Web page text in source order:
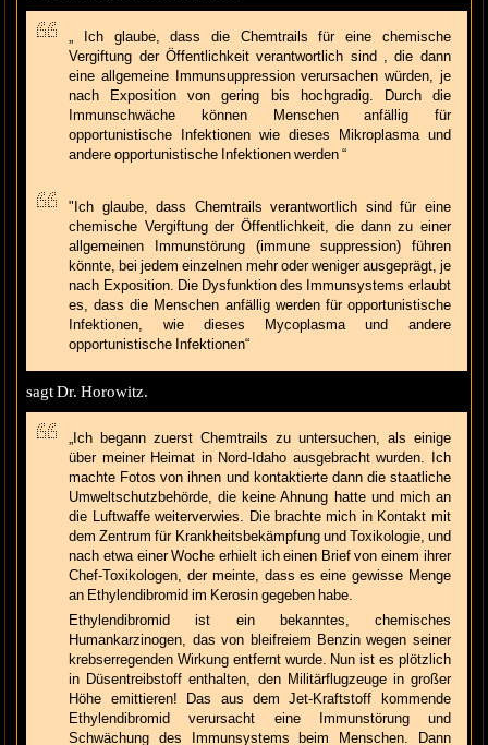
„ Ich glaube, dass die Chemtrails für eine chemische
Vergiftung der Öffentlichkeit verantwortlich sind , die dann
eine allgemeine Immunsuppression verursachen würden, je
nach Exposition von gering bis hochgradig. Durch die
Immunschwäche können Menschen anfällig für
opportunistische Infektionen wie dieses Mikroplasma und
andere opportunistische Infektionen werden “
"Ich glaube, dass Chemtrails verantwortlich sind für eine
chemische Vergiftung der Öffentlichkeit, die dann zu einer
allgemeinen Immunstörung (immune suppression) führen
könnte, bei jedem einzelnen mehr oder weniger ausgeprägt, je
nach Exposition. Die Dysfunktion des Immunsystems erlaubt
es, dass die Menschen anfällig werden für opportunistische
Infektionen, wie dieses Mycoplasma und andere
opportunistische Infektionen“
sagt Dr. Horowitz.
„Ich begann zuerst Chemtrails zu untersuchen, als einige
über meiner Heimat in Nord-Idaho ausgebracht wurden. Ich
machte Fotos von ihnen und kontaktierte dann die staatliche
Umweltschutzbehörde, die keine Ahnung hatte und mich an
die Luftwaffe weiterverwies. Die brachte mich in Kontakt mit
dem Zentrum für Krankheitsbekämpfung und Toxikologie, und
nach etwa einer Woche erhielt ich einen Brief von einem ihrer
Chef-Toxikologen, der meinte, dass es eine gewisse Menge
an Ethylendibromid im Kerosin gegeben habe.
Ethylendibromid ist ein bekanntes, chemisches
Humankarzinogen, das von bleifreiem Benzin wegen seiner
krebserregenden Wirkung entfernt wurde. Nun ist es plötzlich
in Düsentreibstoff enthalten, den Militärflugzeuge in großer
Höhe emittieren! Das aus dem Jet-Kraftstoff kommende
Ethylendibromid verursacht eine Immunstörung und
Schwächung des Immunsystems beim Menschen. Dann